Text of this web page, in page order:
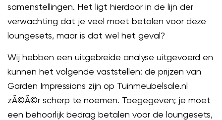
samenstellingen. Het ligt hierdoor in de lijn der
verwachting dat je veel moet betalen voor deze
loungesets, maar is dat wel het geval?
Wij hebben een uitgebreide analyse uitgevoerd en
kunnen het volgende vaststellen: de prijzen van
Garden Impressions zijn op Tuinmeubelsale.nl
zÃ©Ã©r scherp te noemen. Toegegeven; je moet
een behoorlijk bedrag betalen voor de loungesets,